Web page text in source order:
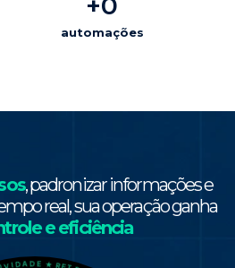
automações
, padronizar informações e
real, sua operação ganha
e eficiência